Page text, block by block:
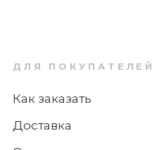
ДЛЯ ПОКУПАТЕЛЕЙ
Как заказать
Доставка